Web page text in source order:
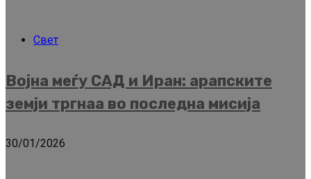
Свет
Војна меѓу САД и Иран: арапските
земји тргнаа во последна мисија
30/01/2026